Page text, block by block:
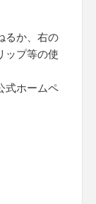
るか、右の
ップ等の使
式ホームペ